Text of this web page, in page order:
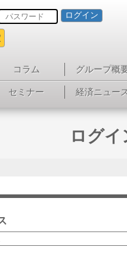
ログイン
コラム グループ概
セミナー 経済ニュー
ログイ